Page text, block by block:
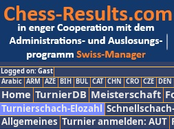
Logged on: Gast
Arabic ARM AZE BIH BUL CAT CHN CRO CZE DEN
Home TurnierDB Meisterschaft
Turnierschach-Elozahl
Allgemeines Turnier anmelden: AUT